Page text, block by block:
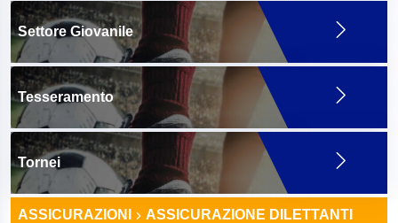
Settore Giovanile
Tesseramento
Tornei
ASSICURAZIONI ASSICURAZIONE DILETTANTI